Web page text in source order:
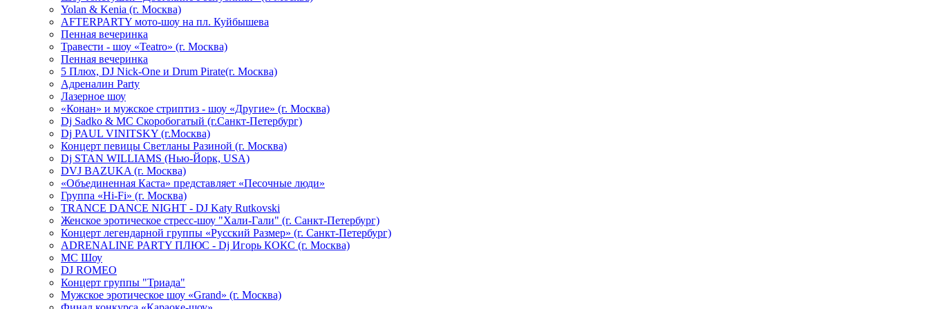
Yolan & Kenia (г. Москва)
AFTERPARTY мото-шоу на пл. Куйбышева
Пенная вечеринка
Травести - шоу «Teatro» (г. Москва)
Пенная вечеринка
5 Плюх, DJ Nick-One и Drum Pirate(г. Москва)
Адреналин Party
Лазерное шоу
«Конан» и мужское стриптиз - шоу «Другие» (г. Москва)
Dj Sadko & МС Скоробогатый (г.Санкт-Петербург)
Dj PAUL VINITSKY (г.Москва)
Концерт певицы Светланы Разиной (г. Москва)
Dj STAN WILLIAMS (Нью-Йорк, USA)
DVJ BAZUKA (г. Москва)
«Объединенная Каста» представляет «Песочные люди»
Группа «Hi-Fi» (г. Москва)
TRANCE DANCE NIGHT - DJ Katy Rutkovski
Женское эротическое стресс-шоу "Хали-Гали" (г. Санкт-Петербург)
Концерт легендарной группы «Русский Размер» (г. Санкт-Петербург)
ADRENALINE PARTY ПЛЮС - Dj Игорь КОКС (г. Москва)
MC Шоу
DJ ROMEO
Концерт группы "Триада"
Мужское эротическое шоу «Grand» (г. Москва)